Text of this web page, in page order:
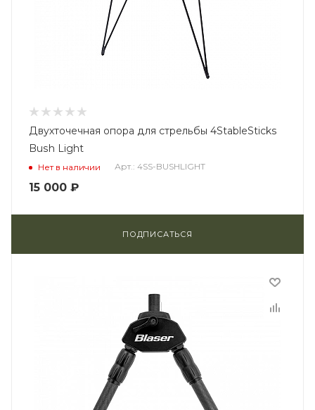
Двухточечная опора для стрельбы 4StableSticks
Bush Light
Нет в наличии Арт.: 4SS-BUSHLIGHT
15 000 ₽
ПОДПИСАТЬСЯ